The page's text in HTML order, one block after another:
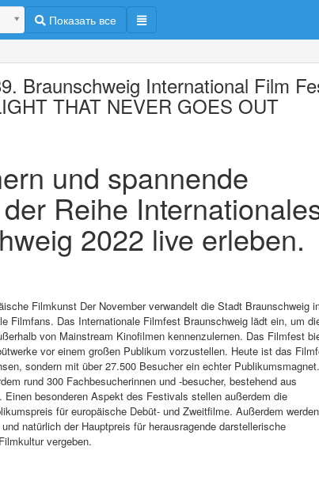
Показать все
Braunschweig International Film
THAT NEVER GOES OUT
und spannende
Reihe
2022 live erleben.
Filmkunst Der November verwandelt die Stadt Braunschweig
Filmfans. Das Internationale Filmfest Braunschweig lädt ein, um
von Mainstream Kinofilmen kennenzulernen. Das Filmfest
vor einem großen Publikum vorzustellen. Heute ist das
sondern mit über 27.500 Besucher ein echter Publikumsmagnet.
rund 300 Fachbesucherinnen und -besucher, bestehend aus
besonderen Aspekt des Festivals stellen außerdem die
für europäische Debüt- und Zweitfilme. Außerdem werden
natürlich der Hauptpreis für herausragende darstellerische
vergeben.